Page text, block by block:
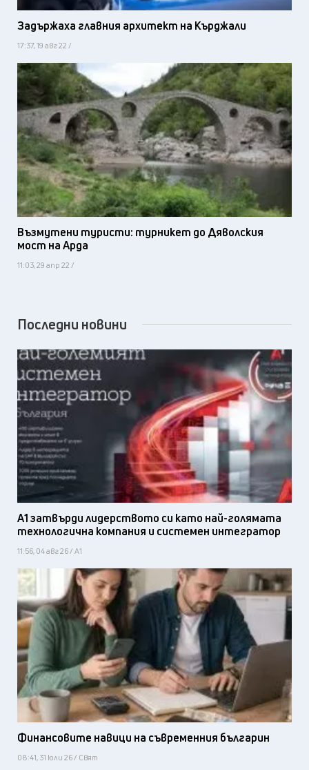
Задържаха главния архитект на Кърджали
17:37, 19 авг 22 /
Възмутени туристи: турникет до Дяволския
мост на Арда
11:03, 29 апр 22 /
Последни новини
А1 затвърди лидерството си като най-голямата
технологична компания и системен интегратор
11:56, 04 авг 26 / А1
Финансовите навици на съвременния българин
08:41, 31 юли 26 / Свят